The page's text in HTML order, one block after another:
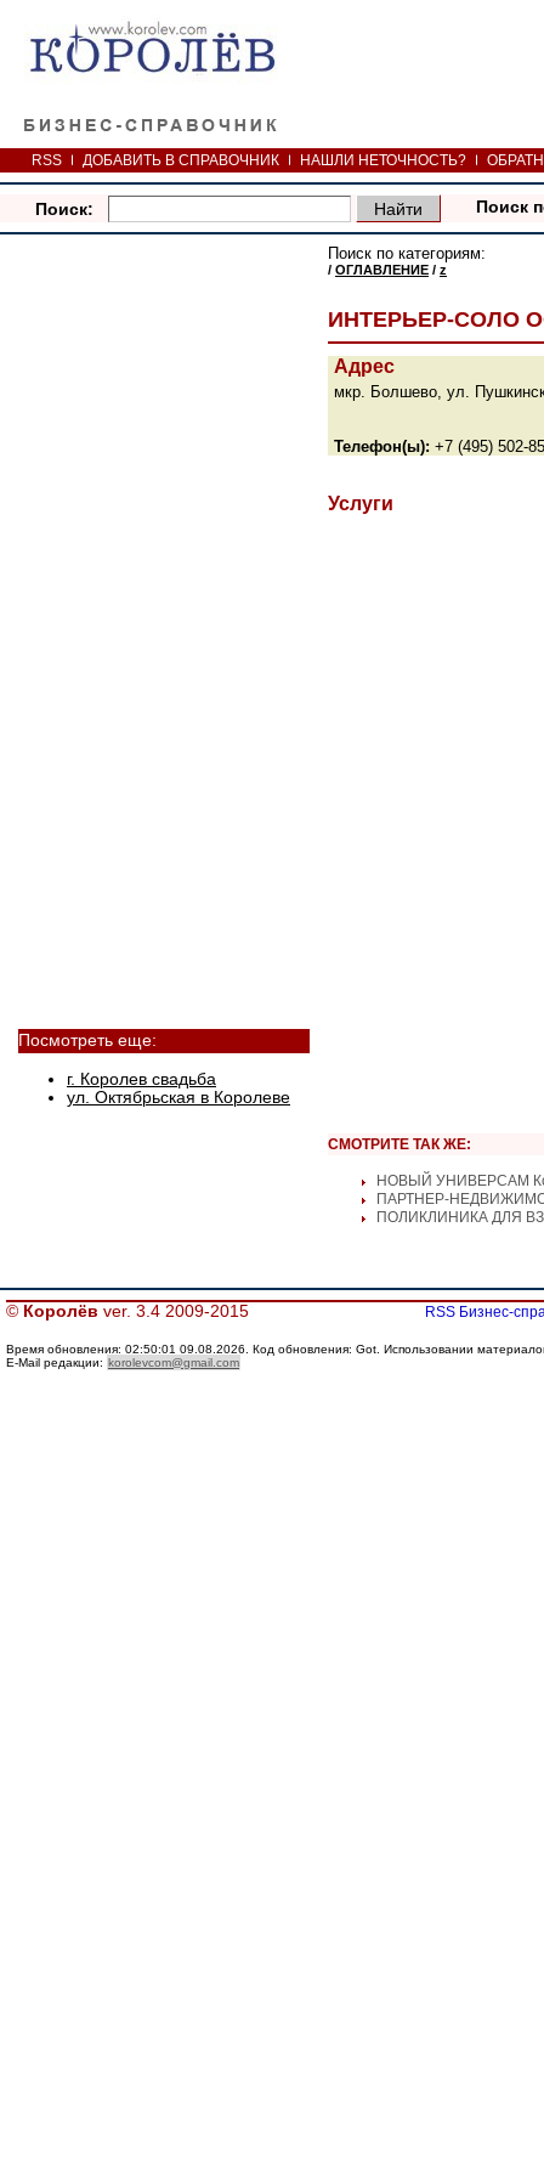
RSS ДОБАВИТЬ В СПРАВОЧНИК НАШЛИ НЕТОЧНОСТЬ?
Поиск: Поиск
Посмотреть еще:
г. Королев свадьба
ул. Октябрьская в Королеве
Поиск по категориям:
/ ОГЛАВЛЕНИЕ / z
ИНТЕРЬЕР-СОЛО
Адрес
мкр. Болшево, ул.
Телефон(ы): +7 (495) 502-
Услуги
СМОТРИТЕ ТАК ЖЕ:
НОВЫЙ УНИВЕРСАМ
ПАРТНЕР-
ПОЛИКЛИНИКА ДЛЯ
© Королёв ver. 3.4 2009-2015 RSS Бизнес-
Время обновления: 02:50:01 09.08.2026. Код обновления: Got. Использовании
E-Mail редакции: korolevcom@gmail.com